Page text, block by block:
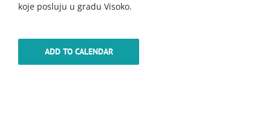
koje posluju u gradu Visoko.
ADD TO CALENDAR